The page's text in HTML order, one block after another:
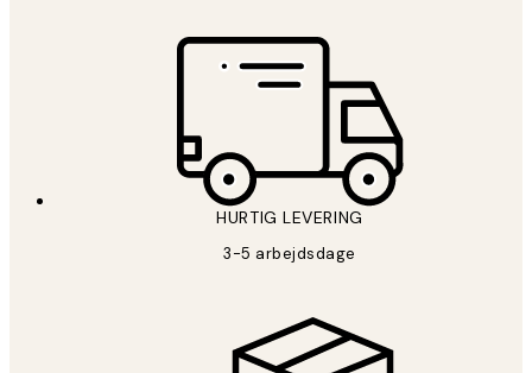
HURTIG LEVERING
3-5 arbejdsdage